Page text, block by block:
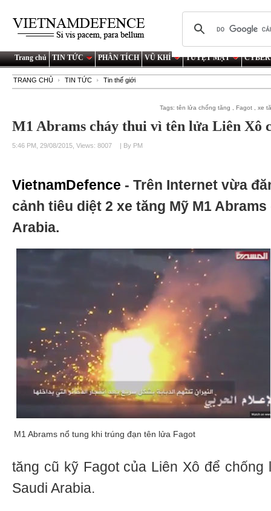
Trang chủ TIN TỨC PHÂN TÍCH VŨ KHÍ TUYỆT MẬT
TRANG CHỦ TIN TỨC Tin thế giới
Tags:tên lửa chống tăng ,Fagot ,xe
M1 Abrams cháy thui vì tên lửa Liên Xô
5:46 PM, 29/08/2015, Views: 8007 | By PM
VietnamDefence - Trên Internet vừa
cảnh tiêu diệt 2 xe tăng Mỹ M1
Arabia.
M1 Abrams nổ tung khi trúng đạn tên lửa Fagot
tăng cũ kỹ Fagot của Liên Xô để chống
Saudi Arabia.